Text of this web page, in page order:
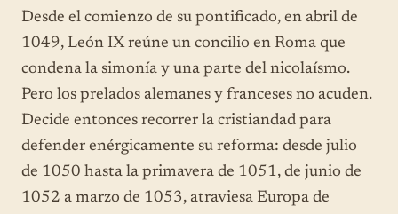
Desde el comienzo de su pontificado, en abril de
1049, León IX reúne un concilio en Roma que
condena la simonía y una parte del nicolaísmo.
Pero los prelados alemanes y franceses no acuden.
Decide entonces recorrer la cristiandad para
defender enérgicamente su reforma: desde julio
de 1050 hasta la primavera de 1051, de junio de
1052 a marzo de 1053, atraviesa Europa de